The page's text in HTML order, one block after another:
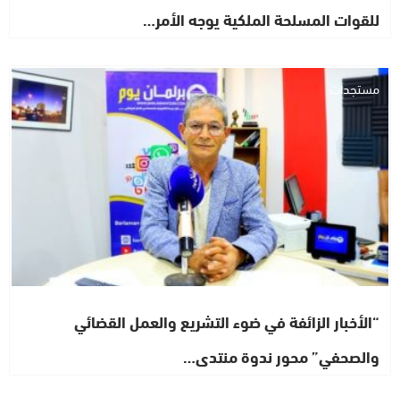
للقوات المسلحة الملكية يوجه الأمر…
مستجدات
“الأخبار الزائفة في ضوء التشريع والعمل القضائي
والصحفي” محور ندوة منتدى…